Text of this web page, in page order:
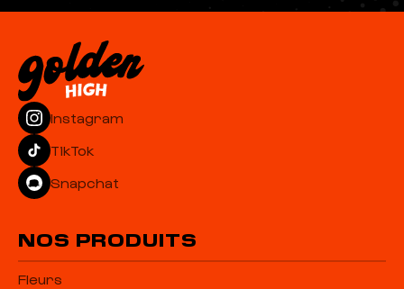
Instagram
TikTok
Snapchat
NOS PRODUITS
Fleurs